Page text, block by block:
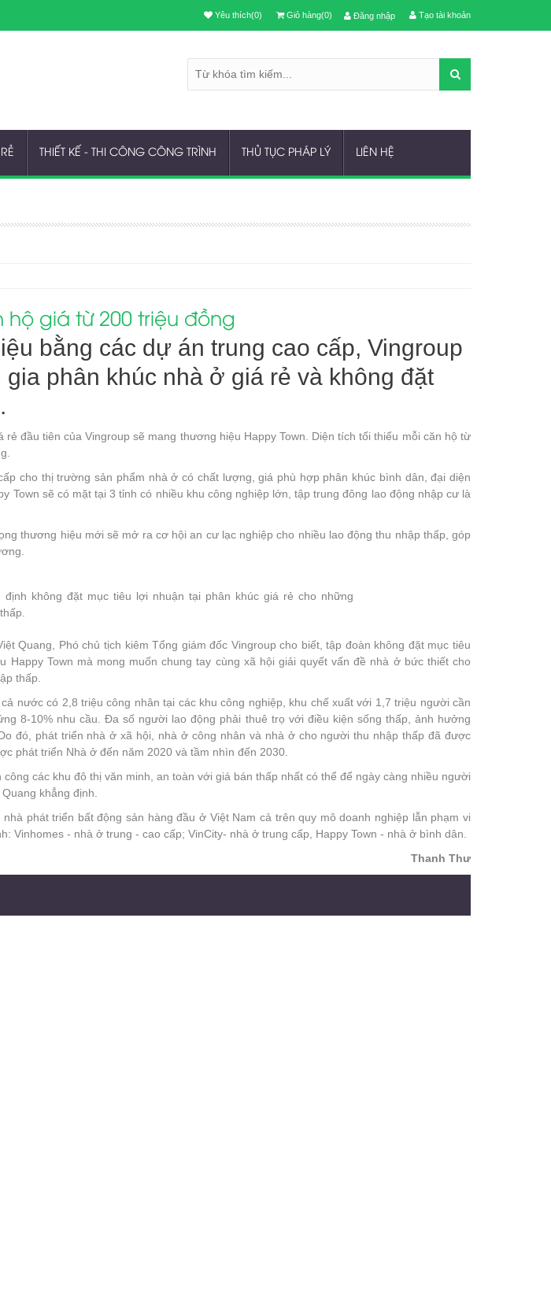
Đăng nhập Tạo tài khoản
Yêu thích(0) Giỏ hàng(0)
THIẾT KẾ - THI CÔNG CÔNG TRÌNH THỦ TỤC PHÁP LÝ LIÊN HỆ
hộ giá từ 200 triệu đồng
bằng các dự án trung cao cấp, Vingroup
phân khúc nhà ở giá rẻ và không đặt
đầu tiên của Vingroup sẽ mang thương hiệu Happy Town. Diện tích tối thiểu mỗi căn hộ từ
cho thị trường sản phẩm nhà ở có chất lượng, giá phù hợp phân khúc bình dân, đại diện
Town sẽ có mặt tại 3 tỉnh có nhiều khu công nghiệp lớn, tập trung đông lao động nhập cư là
thương hiệu mới sẽ mở ra cơ hội an cư lạc nghiệp cho nhiều lao động thu nhập thấp, góp
định không đặt mục tiêu lợi nhuận tại phân khúc giá rẻ cho những
Quang, Phó chủ tịch kiêm Tổng giám đốc Vingroup cho biết, tập đoàn không đặt mục tiêu
Happy Town mà mong muốn chung tay cùng xã hội giải quyết vấn đề nhà ở bức thiết cho
thấp.
nước có 2,8 triệu công nhân tại các khu công nghiệp, khu chế xuất với 1,7 triệu người cần
8-10% nhu cầu. Đa số người lao động phải thuê trọ với điều kiện sống thấp, ảnh hưởng
đó, phát triển nhà ở xã hội, nhà ở công nhân và nhà ở cho người thu nhập thấp đã được
phát triển Nhà ở đến năm 2020 và tầm nhìn đến 2030.
các khu đô thị văn minh, an toàn với giá bán thấp nhất có thể để ngày càng nhiều người
khẳng định.
phát triển bất động sản hàng đầu ở Việt Nam cả trên quy mô doanh nghiệp lẫn phạm vi
Vinhomes - nhà ở trung - cao cấp; VinCity- nhà ở trung cấp, Happy Town - nhà ở bình dân.
Thanh Thư